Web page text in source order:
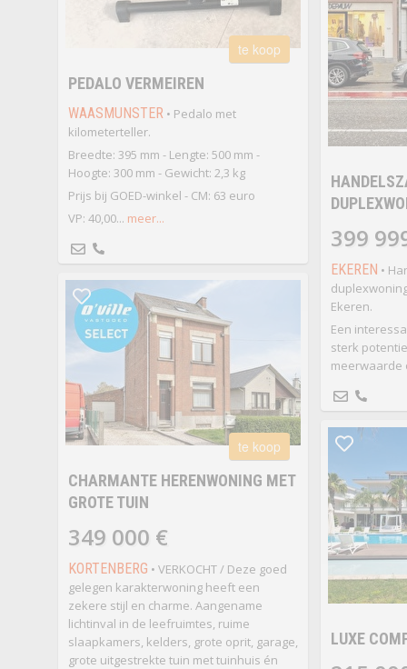
te koop
PEDALO VERMEIREN
WAASMUNSTER• Pedalo met
kilometerteller.
Breedte: 395 mm - Lengte: 500 mm -
Hoogte: 300 mm - Gewicht: 2,3 kg
Prijs bij GOED-winkel - CM: 63 euro
VP: 40,00... meer...
399
EKEREN •
Ekeren.
Een
sterk
meerwaarde
te koop
CHARMANTE HERENWONING MET
GROTE TUIN
349 000 €
KORTENBERG • VERKOCHT / Deze goed
gelegen karakterwoning heeft een
zekere stijl en charme. Aangename
lichtinval in de leefruimtes, ruime
slaapkamers, kelders, grote oprit, garage,
grote uitgestrekte tuin met tuinhuis én
LUXE